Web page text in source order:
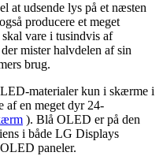
at udsende lys på et næsten
producere et meget
vare i tusindvis af
mister halvdelen af ​​sin
brug.
materialer kun i skærme i
af en meget dyr 24-
). Blå OLED er på den
i både LG Displays
paneler.